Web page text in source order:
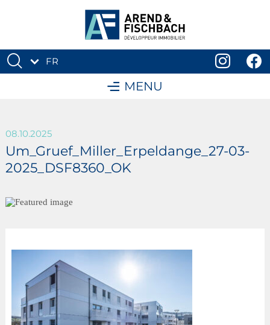
FR
MENU
08.10.2025
Um_Gruef_Miller_Erpeldange_27-03-
2025_DSF8360_OK